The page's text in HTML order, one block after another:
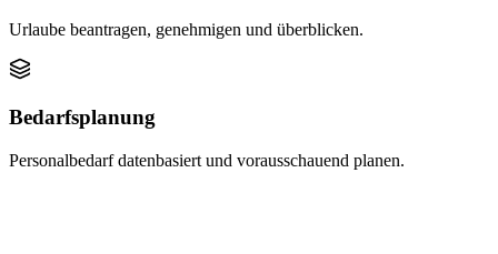
Urlaube beantragen, genehmigen und überblicken.
Bedarfsplanung
Personalbedarf datenbasiert und vorausschauend planen.